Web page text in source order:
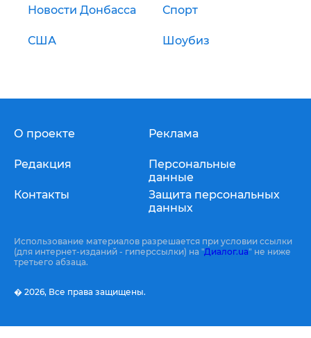
Новости Донбасса Спорт
США Шоубиз
О проекте
Редакция
Контакты
Реклама
Персональные
данные
Защита персональных
данных
Использование материалов разрешается при условии ссылки
(для интернет-изданий - гиперссылки) на "Диалог.ua" не ниже
третьего абзаца.
� 2026, Все права защищены.